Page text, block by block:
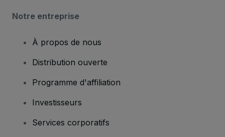
Notre entreprise
À propos de nous
Distribution ouverte
Programme d'affiliation
Investisseurs
Services corporatifs